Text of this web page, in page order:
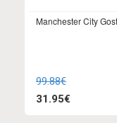
Manchester City
99.88€
31.95€